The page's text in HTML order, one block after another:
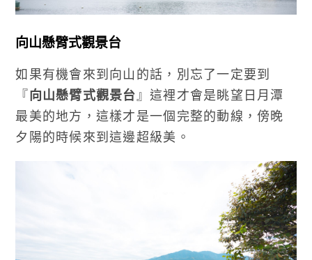
向山懸臂式觀景台
如果有機會來到向山的話，別忘了一定要到
『向山懸臂式觀景台 』這裡才會是眺望日月潭
最美的地方，這樣才是一個完整的動線，傍晚
夕陽的時候來到這邊超級美。